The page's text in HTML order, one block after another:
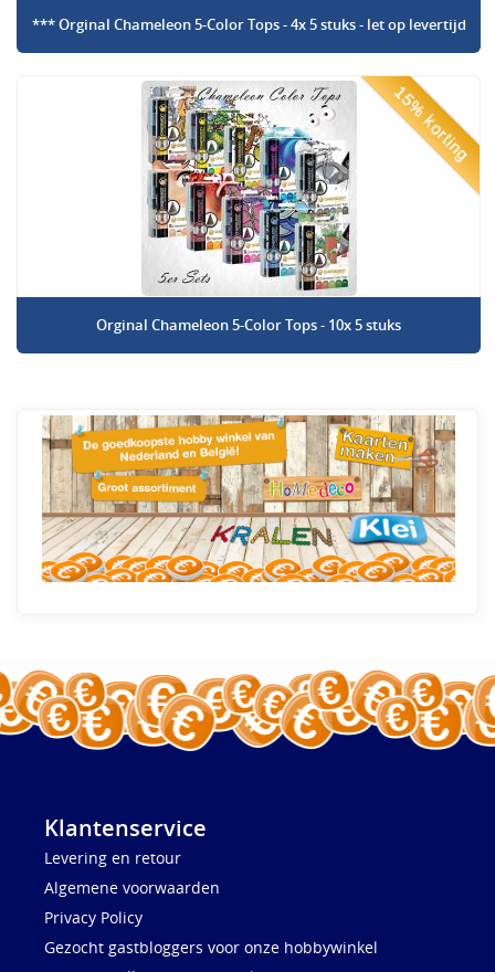
*** Orginal Chameleon 5-Color Tops - 4x 5 stuks - let op levertijd
15% korting
Orginal Chameleon 5-Color Tops - 10x 5 stuks
Klantenservice
Levering en retour
Algemene voorwaarden
Privacy Policy
Gezocht gastbloggers voor onze hobbywinkel